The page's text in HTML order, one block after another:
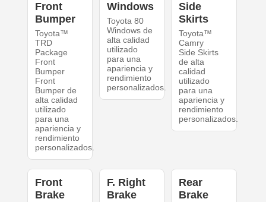
Front
Bumper
Toyota™
TRD
Package
Front
Bumper
Front
Bumper de
alta calidad
utilizado
para una
apariencia y
rendimiento
personalizados.
Windows
Toyota 80
Windows de
alta calidad
utilizado
para una
apariencia y
rendimiento
personalizados.
Side
Skirts
Toyota™
Camry
Side Skirts
de alta
calidad
utilizado
para una
apariencia y
rendimiento
personalizados.
Front
Brake
F. Right
Brake
Rear
Brake